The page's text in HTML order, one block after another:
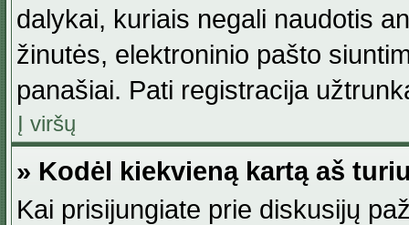
dalykai, kuriais negali naudotis
žinutės, elektroninio pašto
panašiai. Pati registracija
Į viršų
» Kodėl kiekvieną kartą aš
Kai prisijungiate prie diskusijų